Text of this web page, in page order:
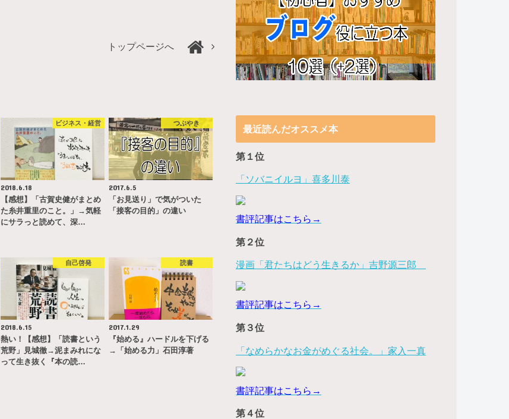
トップページへ
ビジネス・経営
2018.6.18
【感想】「古賀史健がまとめ
た糸井重里のこと。」→気軽
にサラっと読めて、深…
つぶやき
2017.6.5
「お見送り」で気がついた
「接客の目的」の違い
自己啓発
2018.6.15
熱い！【感想】「読書という
荒野」見城徹→泥まみれにな
って生き抜く『本の読…
読書
2017.1.29
『始める』ハードルを下げる
→「始める力」石田淳著
最近読んだオススメ本
第１位
「ソバニイルヨ」喜多川泰
書評記事はこちら→
第２位
漫画「君たちはどう生きるか」吉野源三郎
書評記事はこちら→
第３位
「なめらかなお金がめぐる社会。」家入一真
書評記事はこちら→
第４位